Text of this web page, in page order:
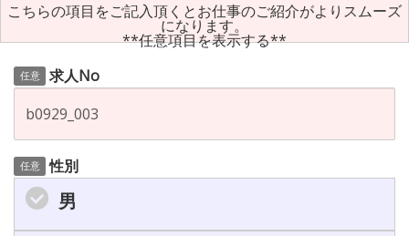
こちらの項目をご記入頂くとお仕事のご紹介がよりスムーズ
になります。
**任意項目を表示する**
任意 求人No
任意 性別
男